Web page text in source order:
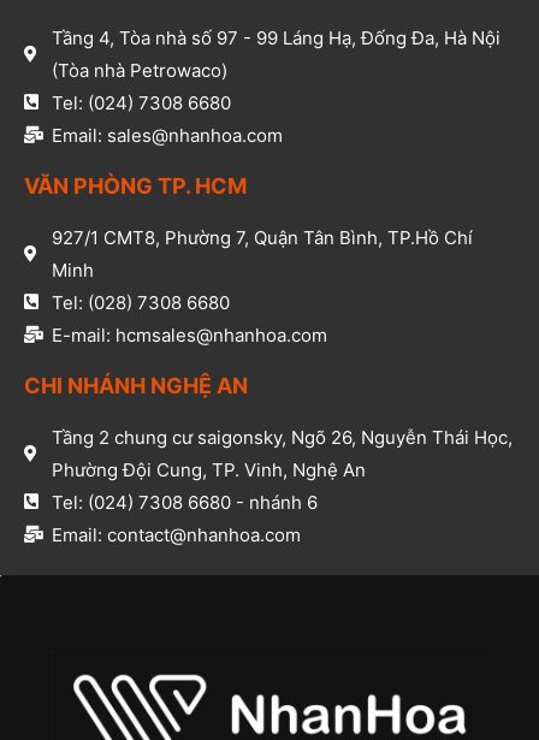
Tầng 4, Tòa nhà số 97 - 99 Láng Hạ, Đống Đa, Hà Nội
(Tòa nhà Petrowaco)
Tel: (024) 7308 6680
Email: sales@nhanhoa.com
VĂN PHÒNG TP. HCM​
927/1 CMT8, Phường 7, Quận Tân Bình, TP.Hồ Chí
Minh​
Tel: (028) 7308 6680​
E-mail: hcmsales@nhanhoa.com​
CHI NHÁNH NGHỆ AN​
Tầng 2 chung cư saigonsky, Ngõ 26, Nguyễn Thái Học,
Phường Đội Cung, TP. Vinh, Nghệ An​
Tel: (024) 7308 6680 - nhánh 6​
Email: contact@nhanhoa.com​